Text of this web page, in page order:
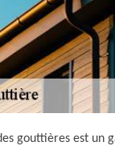
gouttières est un